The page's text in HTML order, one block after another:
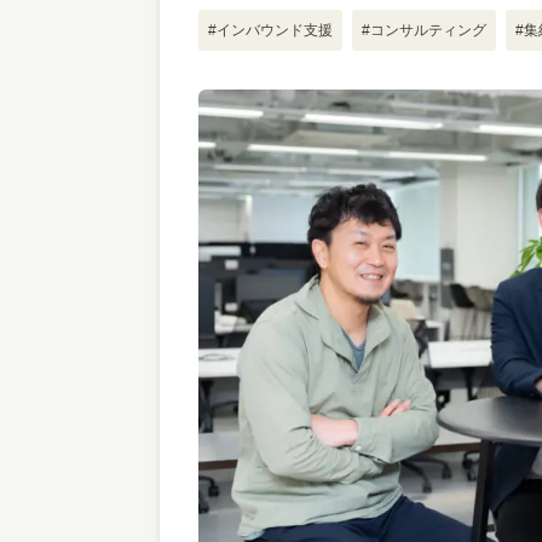
#インバウンド支援 #コンサルティング #集